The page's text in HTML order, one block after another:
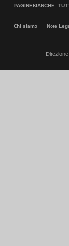
PAGINEBIANCHE
Chi siamo Note